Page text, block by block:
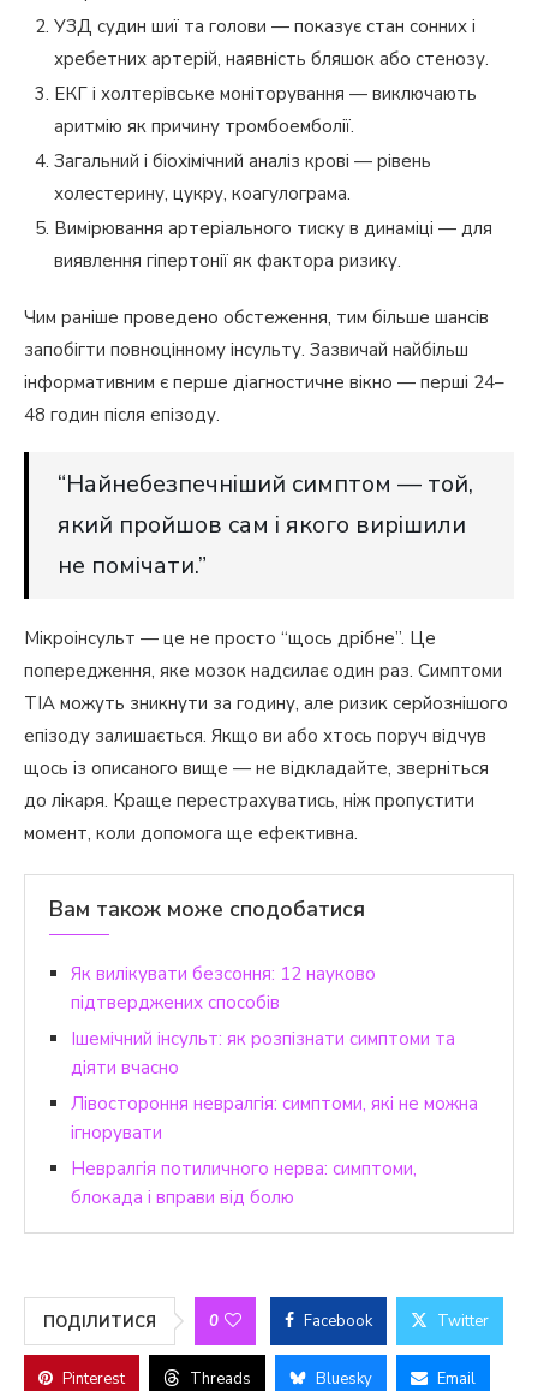
УЗД судин шиї та голови — показує стан сонних і
хребетних артерій, наявність бляшок або стенозу.
ЕКГ і холтерівське моніторування — виключають
аритмію як причину тромбоемболії.
Загальний і біохімічний аналіз крові — рівень
холестерину, цукру, коагулограма.
Вимірювання артеріального тиску в динаміці — для
виявлення гіпертонії як фактора ризику.
Чим раніше проведено обстеження, тим більше шансів
запобігти повноцінному інсульту. Зазвичай найбільш
інформативним є перше діагностичне вікно — перші 24–
48 годин після епізоду.
“Найнебезпечніший симптом — той,
який пройшов сам і якого вирішили
не помічати.”
Мікроінсульт — це не просто “щось дрібне”. Це
попередження, яке мозок надсилає один раз. Симптоми
ТІА можуть зникнути за годину, але ризик серйознішого
епізоду залишається. Якщо ви або хтось поруч відчув
щось із описаного вище — не відкладайте, зверніться
до лікаря. Краще перестрахуватись, ніж пропустити
момент, коли допомога ще ефективна.
Вам також може сподобатися
Як вилікувати безсоння: 12 науково
підтверджених способів
Ішемічний інсульт: як розпізнати симптоми та
діяти вчасно
Лівостороння невралгія: симптоми, які не можна
ігнорувати
Невралгія потиличного нерва: симптоми,
блокада і вправи від болю
ПОДІЛИТИСЯ 0 Facebook Twitter
Pinterest Threads Bluesky Email